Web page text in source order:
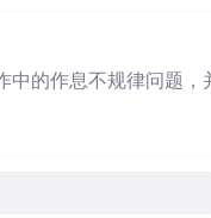
体分泌大量褪黑素，促
中的作息不规律问题，